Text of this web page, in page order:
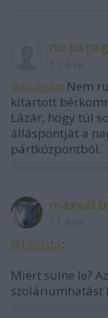
nu
@bulista: Nem
kitartott
Lázár, hogy túl
álláspontját a
pártközpontból.
maxval
@bulista:
Miért sülne le?
szoláriumhatást